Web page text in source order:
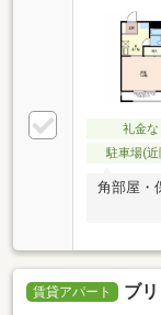
礼金な
駐車場(近
角部屋・
賃貸アパート ブ